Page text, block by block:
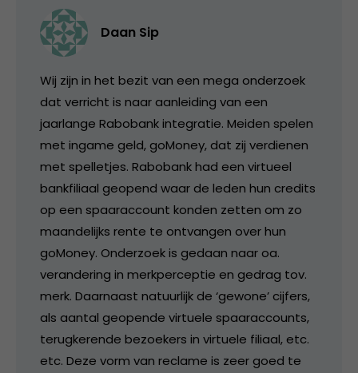
Daan Sip
Wij zijn in het bezit van een mega onderzoek
dat verricht is naar aanleiding van een
jaarlange Rabobank integratie. Meiden spelen
met ingame geld, goMoney, dat zij verdienen
met spelletjes. Rabobank had een virtueel
bankfiliaal geopend waar de leden hun credits
op een spaaraccount konden zetten om zo
maandelijks rente te ontvangen over hun
goMoney. Onderzoek is gedaan naar oa.
verandering in merkperceptie en gedrag tov.
merk. Daarnaast natuurlijk de ‘gewone’ cijfers,
als aantal geopende virtuele spaaraccounts,
terugkerende bezoekers in virtuele filiaal, etc.
etc. Deze vorm van reclame is zeer goed te